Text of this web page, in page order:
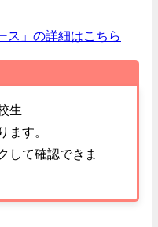
ス」の詳細はこちら
生
ます。
して確認できま